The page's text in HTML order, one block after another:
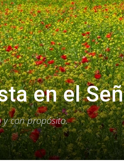
en el
y con propósito.